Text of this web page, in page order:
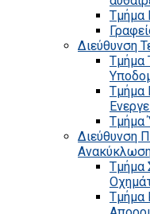
Τμήμα
Διεύθυνση
Τμήμα
Τμήμα
Τμήμα
Διεύθυνση
Τμήμα
Τμήμα